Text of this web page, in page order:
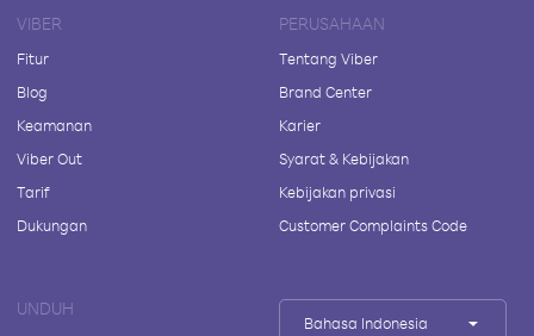
VIBER
Fitur
Blog
Keamanan
Viber Out
Tarif
Dukungan
PERUSAHAAN
Tentang Viber
Brand Center
Karier
Syarat & Kebijakan
Kebijakan privasi
Customer Complaints Code
UNDUH
Bahasa Indonesia